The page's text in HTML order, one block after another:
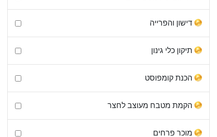
דישון והפרייה
תיקון כלי גינון
הכנת קומפוסט
הקמת מטבח מעוצב לחצר
מוכר פרחים